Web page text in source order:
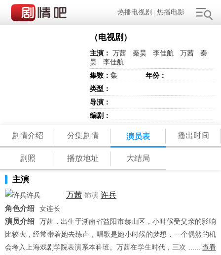
热播电视剧 热播电影
（电视剧）
主演： 万茜 秦昊 李佳航 万茜
秦
昊
李佳航
集数：集
年份：
类型：
导演：
编剧：
剧情介绍 分集剧情 演员表 播出时间
剧照 播放地址 大结局
主演
万茜 饰演 许兵
角色介绍
女连长
演员介绍
万茜，出生于湖南省益阳市赫山区，小时候受父亲的影响
比较大，经常带着她去练声，唱歌是她小时候的梦想，一个偶然的机
会考入上海戏剧学院表演系本科班。万茜在学生时代，三次 ......
查看